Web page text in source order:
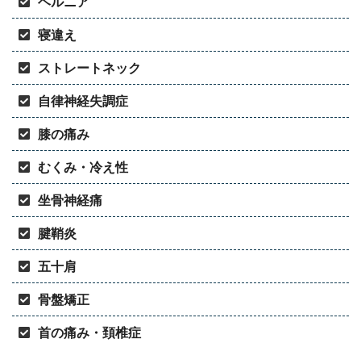
寝違え
ストレートネック
自律神経失調症
膝の痛み
むくみ・冷え性
坐骨神経痛
腱鞘炎
五十肩
骨盤矯正
首の痛み・頚椎症